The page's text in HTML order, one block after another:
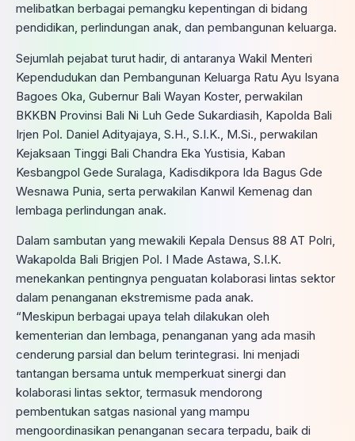
melibatkan berbagai pemangku kepentingan di bidang
pendidikan, perlindungan anak, dan pembangunan keluarga.
Sejumlah pejabat turut hadir, di antaranya Wakil Menteri
Kependudukan dan Pembangunan Keluarga Ratu Ayu Isyana
Bagoes Oka, Gubernur Bali Wayan Koster, perwakilan
BKKBN Provinsi Bali Ni Luh Gede Sukardiasih, Kapolda Bali
Irjen Pol. Daniel Adityajaya, S.H., S.I.K., M.Si., perwakilan
Kejaksaan Tinggi Bali Chandra Eka Yustisia, Kaban
Kesbangpol Gede Suralaga, Kadisdikpora Ida Bagus Gde
Wesnawa Punia, serta perwakilan Kanwil Kemenag dan
lembaga perlindungan anak.
Dalam sambutan yang mewakili Kepala Densus 88 AT Polri,
Wakapolda Bali Brigjen Pol. I Made Astawa, S.I.K.
menekankan pentingnya penguatan kolaborasi lintas sektor
dalam penanganan ekstremisme pada anak.
“Meskipun berbagai upaya telah dilakukan oleh
kementerian dan lembaga, penanganan yang ada masih
cenderung parsial dan belum terintegrasi. Ini menjadi
tantangan bersama untuk memperkuat sinergi dan
kolaborasi lintas sektor, termasuk mendorong
pembentukan satgas nasional yang mampu
mengoordinasikan penanganan secara terpadu, baik di